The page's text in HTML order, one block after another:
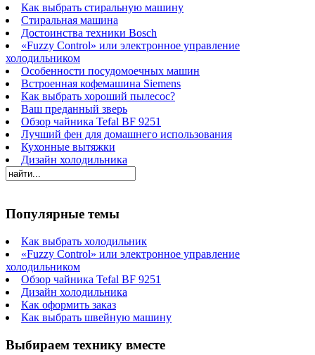
Как выбрать стиральную машину
Стиральная машина
Достоинства техники Bosch
«Fuzzy Control» или электронное управление
холодильником
Особенности посудомоечных машин
Встроенная кофемашина Siemens
Как выбрать хороший пылесос?
Ваш преданный зверь
Обзор чайника Tefal BF 9251
Лучший фен для домашнего использования
Кухонные вытяжки
Дизайн холодильника
Популярные темы
Как выбрать холодильник
«Fuzzy Control» или электронное управление
холодильником
Обзор чайника Tefal BF 9251
Дизайн холодильника
Как оформить заказ
Как выбрать швейную машину
Выбираем технику вместе